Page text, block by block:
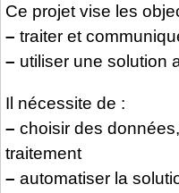
Ce projet vise les
– traiter et
– utiliser une solution
Il nécessite de :
– choisir des
traitement
– automatiser la